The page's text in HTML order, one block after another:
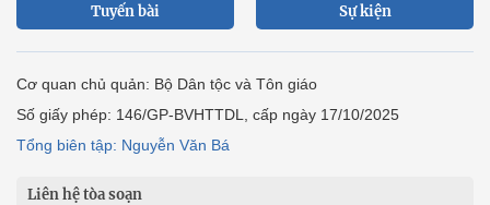
Tuyến bài Sự kiện
Cơ quan chủ quản: Bộ Dân tộc và Tôn giáo
Số giấy phép: 146/GP-BVHTTDL, cấp ngày 17/10/2025
Tổng biên tập: Nguyễn Văn Bá
Liên hệ tòa soạn